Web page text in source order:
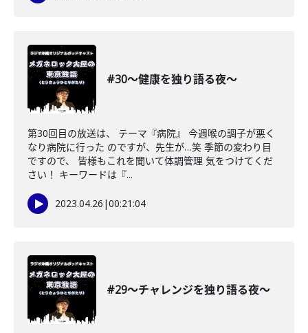
#30〜健康を独り語る夜〜
第30回目の放送は、 テーマ『病院』 今週喉の調子が悪く
なり病院に行った のですが、先生が…笑 季節の変わり目
ですので、 皆様もこれを聞いて体調管理 気をつけてくだ
さい！ キーワードは『...
2023.04.26 |00:21:04
#29〜チャレンジを独り語る夜〜